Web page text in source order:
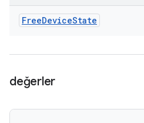
FreeDeviceState
değerler